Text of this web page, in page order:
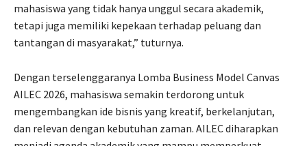
mahasiswa yang tidak hanya unggul secara akademik,
tetapi juga memiliki kepekaan terhadap peluang dan
tantangan di masyarakat,” tuturnya.
Dengan terselenggaranya Lomba Business Model Canvas
AILEC 2026, mahasiswa semakin terdorong untuk
mengembangkan ide bisnis yang kreatif, berkelanjutan,
dan relevan dengan kebutuhan zaman. AILEC diharapkan